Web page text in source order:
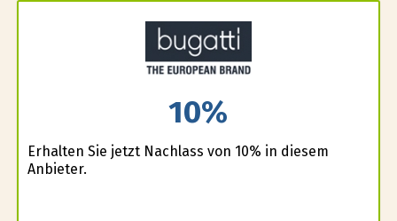
10%
Erhalten Sie jetzt Nachlass von 10% in diesem
Anbieter.